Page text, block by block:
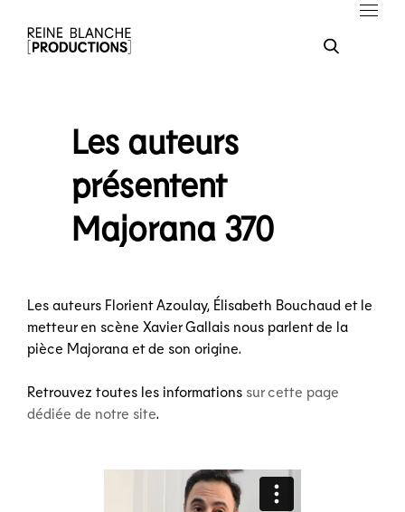
Les auteurs
présentent
Majorana 370
Les auteurs Florient Azoulay, Élisabeth Bouchaud et le
metteur en scène Xavier Gallais nous parlent de la
pièce Majorana et de son origine.
Retrouvez toutes les informations sur cette page
dédiée de notre site.